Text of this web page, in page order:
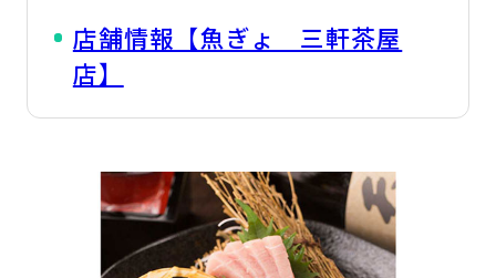
店舗情報【魚ぎょ 三軒茶屋
店】